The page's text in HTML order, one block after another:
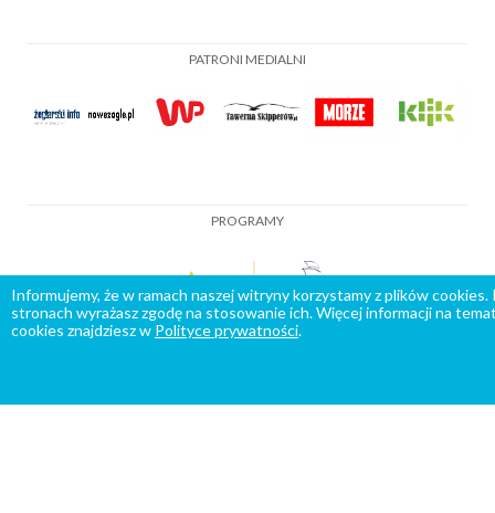
Informujemy, że w ramach naszej witryny korzystamy z plików cookies.
stronach wyrażasz zgodę na stosowanie ich. Więcej informacji na
cookies znajdziesz w Polityce prywatności.
PATRONI MEDIALNI
PROGRAMY